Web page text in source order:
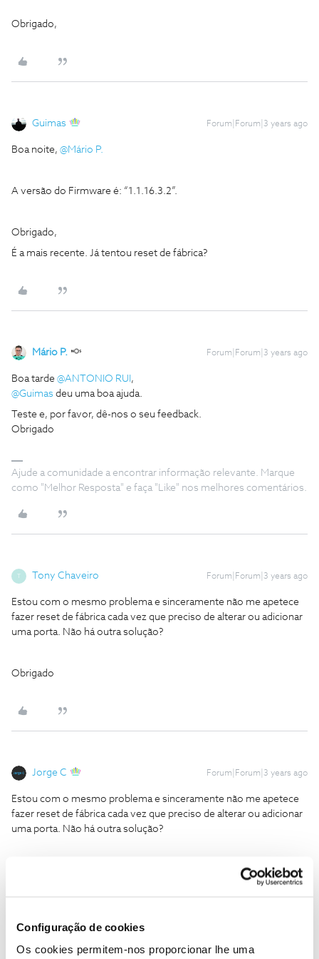
Configuração de cookies
Os cookies permitem-nos proporcionar lhe uma
Obrigado,
Guimas Forum|Forum|3 years ago
Boa noite, @Mário P.
A versão do Firmware é: “1.1.16.3.2”.
Obrigado,
É a mais recente. Já tentou reset de fábrica?
Mário P. Forum|Forum|3 years ago
Boa tarde @ANTONIO RUI ,
@Guimas deu uma boa ajuda.
Teste e, por favor, dê-nos o seu feedback.
Obrigado
Ajude a comunidade a encontrar informação relevante. Marque
como "Melhor Resposta" e faça "Like" nos melhores comentários.
T Tony Chaveiro Forum|Forum|3 years ago
Estou com o mesmo problema e sinceramente não me apetece
fazer reset de fábrica cada vez que preciso de alterar ou adicionar
uma porta. Não há outra solução?
Obrigado
Jorge C Forum|Forum|3 years ago
Estou com o mesmo problema e sinceramente não me apetece
fazer reset de fábrica cada vez que preciso de alterar ou adicionar
uma porta. Não há outra solução?
Já experimentou o modo bridge na port 4? Recordo que nesse